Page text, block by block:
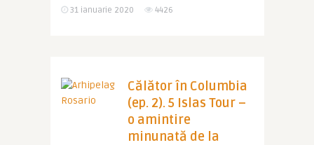
31 ianuarie 2020 4426
Călător în Columbia
(ep. 2). 5 Islas Tour –
o amintire
minunată de la